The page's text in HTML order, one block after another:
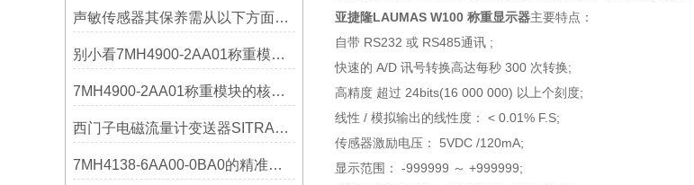
声敏传感器其保养需从以下方面入手
别小看7MH4900-2AA01称重模块！这些你日常接触的领域，早已离不开它
7MH4900-2AA01称重模块的核心亮点，藏着让效率翻倍的“关键密码”
西门子电磁流量计变送器SITRANS FMT020的功能
7MH4138-6AA00-0BA0的精准从何而来？关键组成部分，藏着答案！
亚捷隆LAUMAS W100 称重显示器主要特点：
自带 RS232 或 RS485通讯 ;
快速的 A/D 讯号转换高达每秒 300 次转换;
高精度 超过 24bits(16 000 000) 以上个刻度;
线性 / 模拟输出的线性度： < 0.01% F.S;
传感器激励电压： 5VDC /120mA;
显示范围： -999999 ～ +999999;